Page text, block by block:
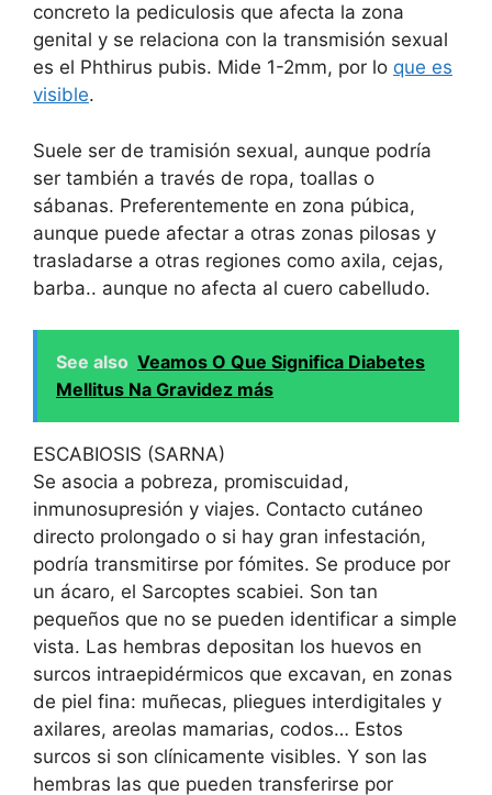
concreto la pediculosis que afecta la zona
genital y se relaciona con la transmisión sexual
es el Phthirus pubis. Mide 1-2mm, por lo que es
visible.
Suele ser de tramisión sexual, aunque podría
ser también a través de ropa, toallas o
sábanas. Preferentemente en zona púbica,
aunque puede afectar a otras zonas pilosas y
trasladarse a otras regiones como axila, cejas,
barba.. aunque no afecta al cuero cabelludo.
See also Veamos O Que Significa Diabetes
Mellitus Na Gravidez más
ESCABIOSIS (SARNA)
Se asocia a pobreza, promiscuidad,
inmunosupresión y viajes. Contacto cutáneo
directo prolongado o si hay gran infestación,
podría transmitirse por fómites. Se produce por
un ácaro, el Sarcoptes scabiei. Son tan
pequeños que no se pueden identificar a simple
vista. Las hembras depositan los huevos en
surcos intraepidérmicos que excavan, en zonas
de piel fina: muñecas, pliegues interdigitales y
axilares, areolas mamarias, codos… Estos
surcos si son clínicamente visibles. Y son las
hembras las que pueden transferirse por